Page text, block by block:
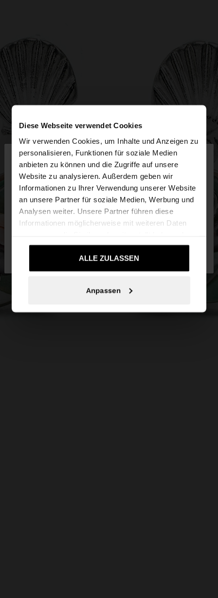
Diese Webseite verwendet Cookies
Wir verwenden Cookies, um Inhalte und Anzeigen zu
personalisieren, Funktionen für soziale Medien
anbieten zu können und die Zugriffe auf unsere
Website zu analysieren. Außerdem geben wir
Informationen zu Ihrer Verwendung unserer Website
an unsere Partner für soziale Medien, Werbung und
Analysen weiter. Unsere Partner führen diese
Informationen möglicherweise mit weiteren Daten
die sie im Rahmen Ihrer Nutzung der Dienste
gesammelt haben.ALLE ZULASSEN
Anpassen
hallo
Sie greifen von Austria auf die Website zu.
Möchten Sie unsere United States Website
Ja, bringen Sie mich zu
United States